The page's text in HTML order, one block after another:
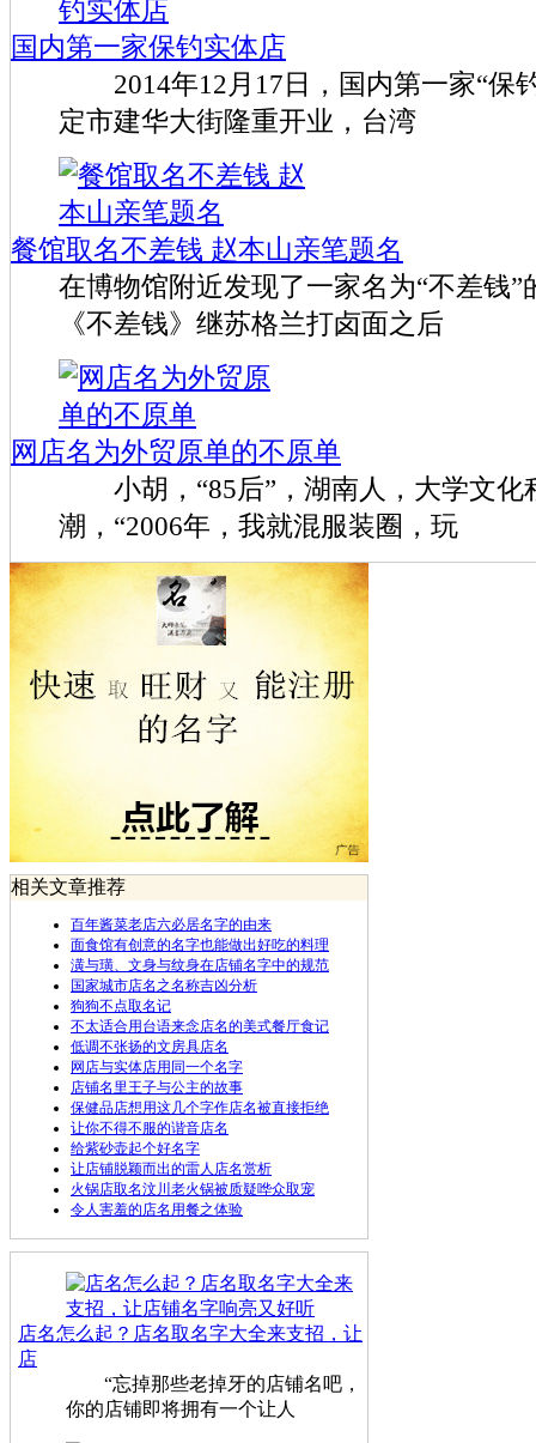
国内第一家保钓实体店
2014年12月17日，国内第一家“保
定市建华大街隆重开业，台湾
餐馆取名不差钱 赵本山亲笔题名
在博物馆附近发现了一家名为“不差钱”
《不差钱》继苏格兰打卤面之后
网店名为外贸原单的不原单
小胡，“85后”，湖南人，大学文化
潮，“2006年，我就混服装圈，玩
相关文章推荐
百年酱菜老店六必居名字的由来
面食馆有创意的名字也能做出好吃的料理
潢与璜、文身与纹身在店铺名字中的规范
国家城市店名之名称吉凶分析
狗狗不点取名记
不太适合用台语来念店名的美式餐厅食记
低调不张扬的文房具店名
网店与实体店用同一个名字
店铺名里王子与公主的故事
保健品店想用这几个字作店名被直接拒绝
让你不得不服的谐音店名
给紫砂壶起个好名字
让店铺脱颖而出的雷人店名赏析
火锅店取名汶川老火锅被质疑哗众取宠
令人害羞的店名用餐之体验
店名怎么起？店名取名字大全来支招，让
店
“忘掉那些老掉牙的店铺名吧，
你的店铺即将拥有一个让人